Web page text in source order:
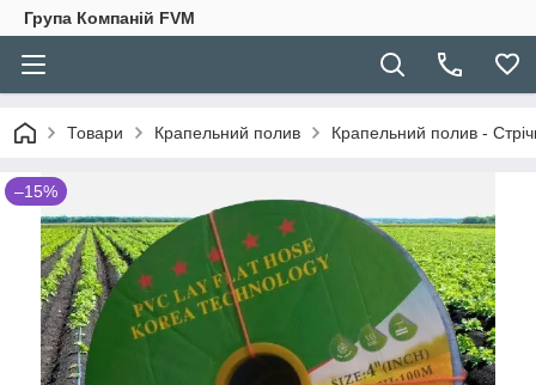
Група Компаній FVM
Товари Крапельний полив Крапельний полив -
–15%